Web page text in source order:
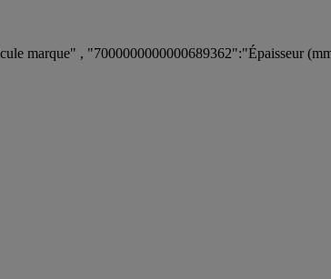
marque" , "7000000000000689362":"Épaisseur